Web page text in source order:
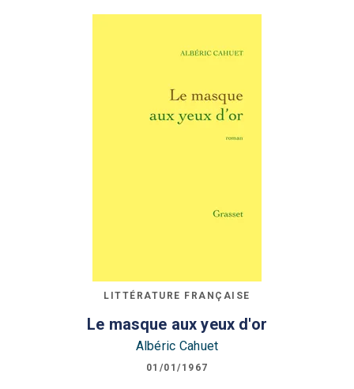
LITTÉRATURE FRANÇAISE
Le masque aux yeux d'or
Albéric Cahuet
01/01/1967